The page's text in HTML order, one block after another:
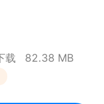
防止卡顿。
连接登录流畅，加
载 82.38 MB